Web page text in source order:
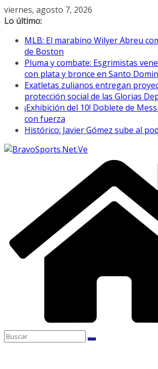
Saltar
al
viernes, agosto 7, 2026
Lo último:
MLB: El marabino Wilyer Abreu
de Boston
Pluma y combate: Esgrimistas
con plata y bronce en Santo
Exatletas zulianos entregan
protección social de las Glorias
¡Exhibición del 10! Doblete de
con fuerza
Histórico: Javier Gómez sube al